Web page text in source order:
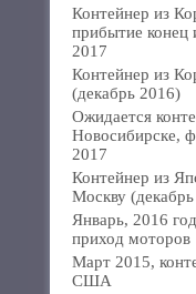
Контейнер из
прибытие конец
2017
Контейнер из
(декабрь 2016)
Ожидается
Новосибирске,
2017
Контейнер из
Москву
Январь, 2016
приход моторов
Март 2015,
США